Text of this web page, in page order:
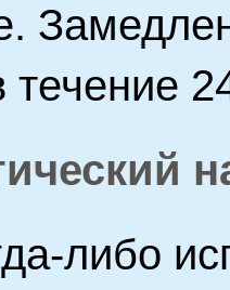
течение
либо